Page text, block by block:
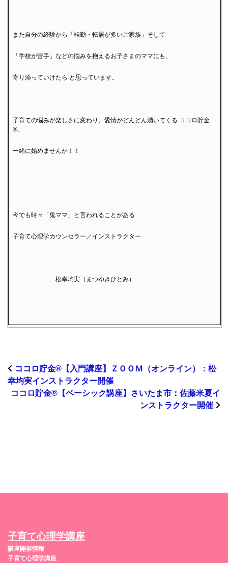
また自分の経験から「転勤・転居が多いご家族」そして
「学校が苦手」などの悩みを抱えるお子さまのママにも、
寄り添っていけたら と思っています。
子育ての悩みが楽しさに変わり、愛情がどんどん湧いてくる ココロ貯金
®。
一緒に始めませんか！！
今でも時々「鬼ママ」と言われることがある
子育て心理学カウンセラー／インストラクター
松幸均実（まつゆきひとみ）
ココロ貯金®︎【入門講座】ＺＯＯＭ（オンライン）：松
幸均実インストラクター開催
ココロ貯金®︎【ベーシック講座】さいたま市：佐藤米夏イ
ンストラクター開催
子育て心理学講座
講座開催情報
子育て心理学講座